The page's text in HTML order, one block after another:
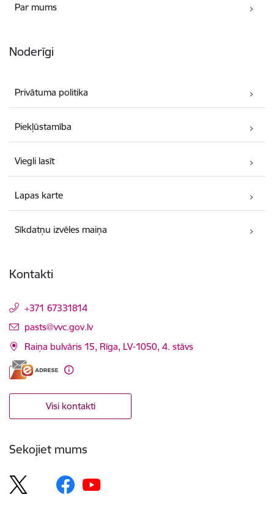
Par mums
Noderīgi
Privātuma politika
Piekļūstamība
Viegli lasīt
Lapas karte
Sīkdatņu izvēles maiņa
Kontakti
+371 67331814
E-pasts:
pasts@vvc.gov.lv
Raiņa bulvāris 15, Rīga, LV-1050, 4. stāvs
Visi kontakti
Sekojiet mums